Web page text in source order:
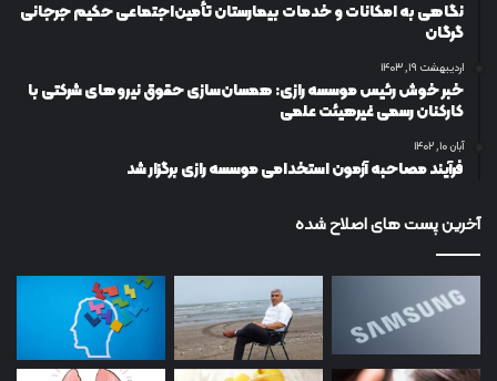
نگاهی به امکانات و خدمات بیمارستان تأمین‌اجتماعی حکیم جرجانی
گرگان
اردیبهشت ۱۹, ۱۴۰۳
خبر خوش رئیس موسسه رازی: همسان‌سازی حقوق نیروهای شرکتی با
کارکنان رسمی غیرهیئت علمی
آبان ۱۰, ۱۴۰۲
فرآیند مصاحبه آزمون استخدامی موسسه رازی برگزار شد
آخرین پست های اصلاح شده